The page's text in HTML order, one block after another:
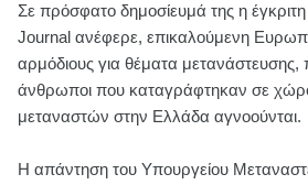
Σε πρόσφατο δημοσίευμά της η
Journal ανέφερε, επικαλούμενη
αρμόδιους για θέματα
άνθρωποι που καταγράφτηκαν σε
μεταναστών στην Ελλάδα αγνοούνται.
Η απάντηση του Υπουργείου